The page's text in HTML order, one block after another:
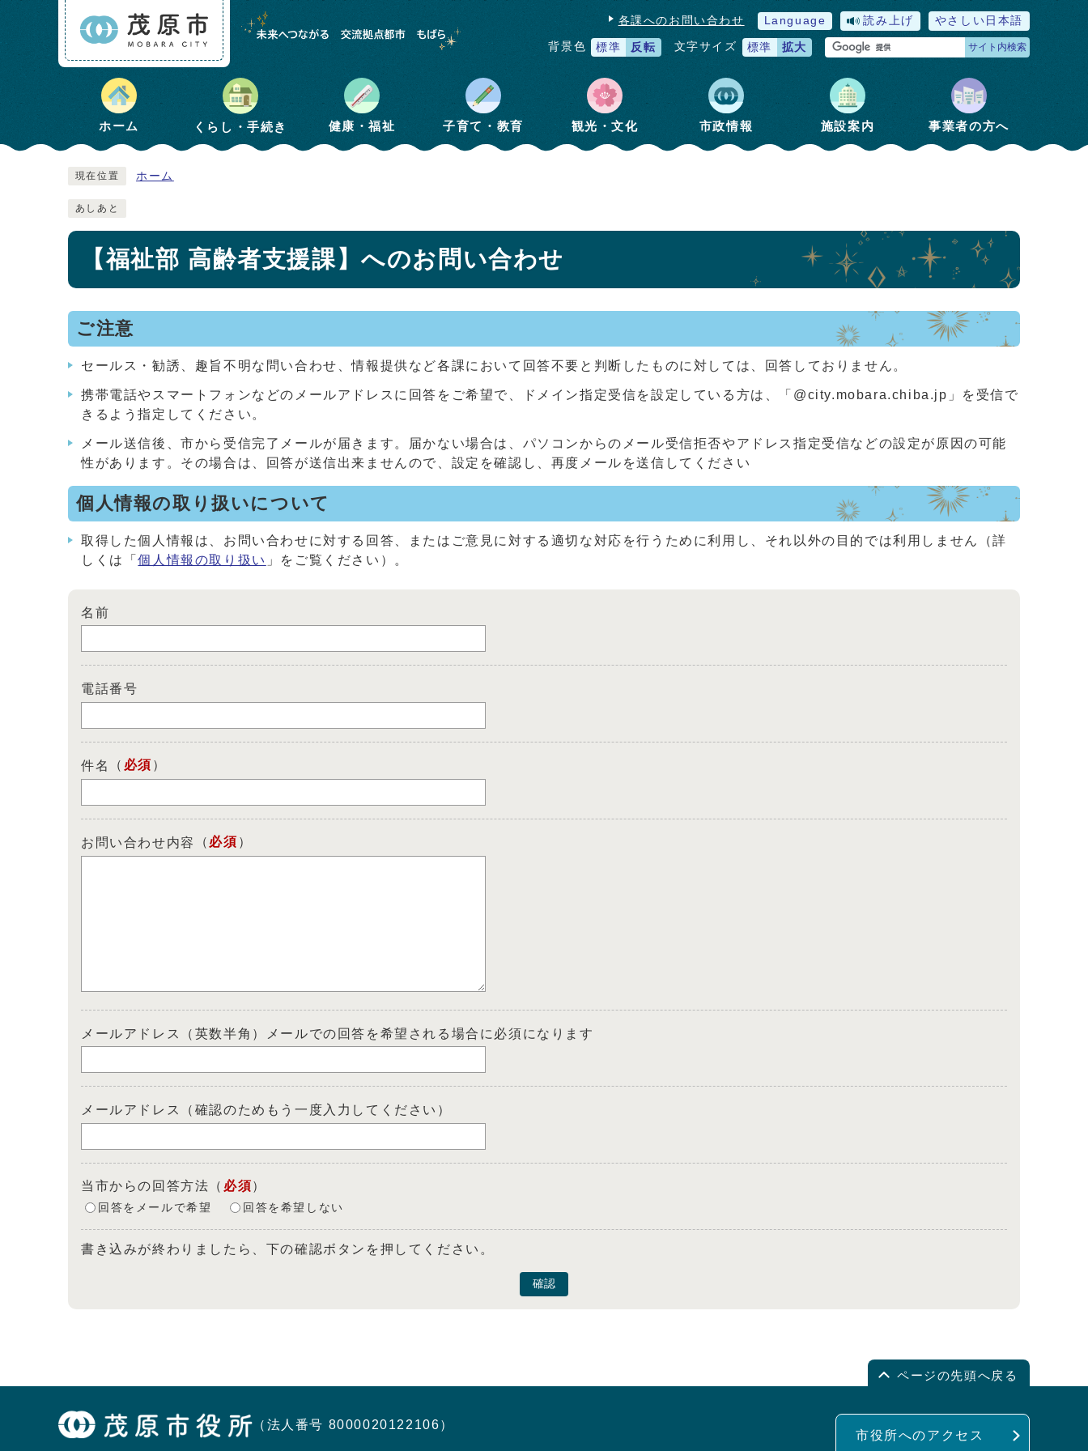
各課へのお問い合わせ Language 読み上げ やさしい日本語
背景色 標準 反転 文字サイズ 標準 拡大 サイト内検索
ホーム くらし・手続き 健康・福祉 子育て・教育 観光・文化 市政情報 施設案内 事業者の方へ
現在位置 ホーム
あしあと
【福祉部 高齢者支援課】へのお問い合わせ
ご注意
セールス・勧誘、趣旨不明な問い合わせ、情報提供など各課において回答不要と判断したものに対しては、回答しておりません。
携帯電話やスマートフォンなどのメールアドレスに回答をご希望で、ドメイン指定受信を設定している方は、「@city.mobara.chiba.jp」を受信で
きるよう指定してください。
メール送信後、市から受信完了メールが届きます。届かない場合は、パソコンからのメール受信拒否やアドレス指定受信などの設定が原因の可能
性があります。その場合は、回答が送信出来ませんので、設定を確認し、再度メールを送信してください
個人情報の取り扱いについて
取得した個人情報は、お問い合わせに対する回答、またはご意見に対する適切な対応を行うために利用し、それ以外の目的では利用しません（詳
しくは「個人情報の取り扱い 」をご覧ください）。
名前
電話番号
件名 （ 必須 ）
お問い合わせ内容 （ 必須 ）
メールアドレス（英数半角）メールでの回答を希望される場合に必須になります
メールアドレス（確認のためもう一度入力してください）
当市からの回答方法 （ 必須）
回答をメールで希望 回答を希望しない
書き込みが終わりましたら、下の確認ボタンを押してください。
確認
ページの先頭へ戻る
（法人番号 8000020122106）
市役所へのアクセス